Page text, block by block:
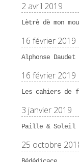
2 avril 2019
Lètrè dè mon
16 février 2019
Alphonse
16 février 2019
Les cahiers de
3 janvier 2019
Paille & Soleil
25 octobre